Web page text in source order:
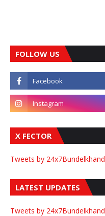
FOLLOW US
X FECTOR
Tweets by 24x7Bundelkhand
LATEST UPDATES
Tweets by 24x7Bundelkhand